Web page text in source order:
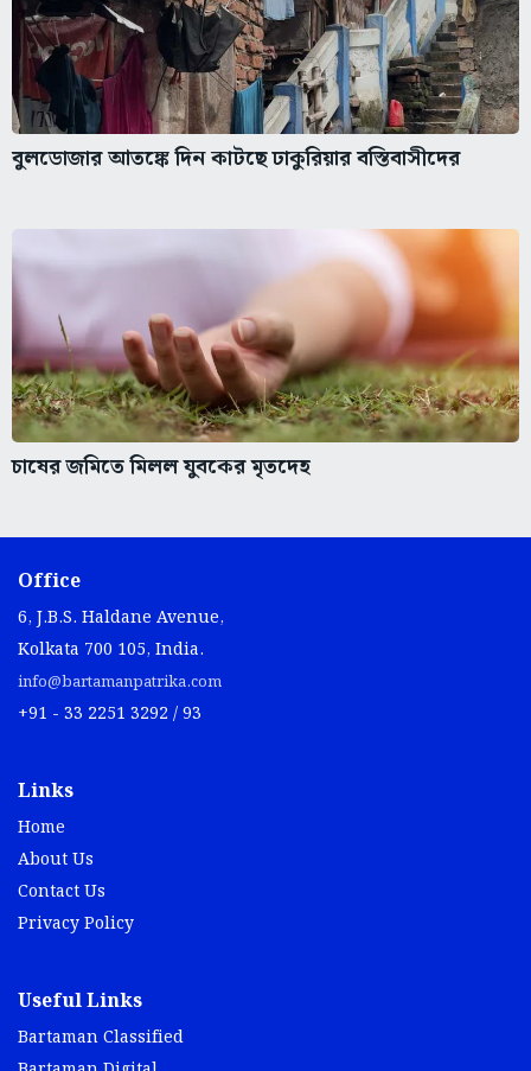
বুলডোজার আতঙ্কে দিন কাটছে ঢাকুরিয়ার বস্তিবাসীদের
চাষের জমিতে মিলল যুবকের মৃতদেহ
Office
6, J.B.S. Haldane Avenue,
Kolkata 700 105, India.
info@bartamanpatrika.com
+91 - 33 2251 3292 / 93
Links
Home
About Us
Contact Us
Privacy Policy
Useful Links
Bartaman Classified